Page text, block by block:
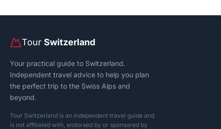
Tour Switzerland
Your practical guide to Switzerland.
Independent travel advice to help you plan
the perfect trip to the Swiss Alps and
beyond.
Tour Switzerland is an independent travel guide and
is not affiliated with, endorsed by or sponsored by